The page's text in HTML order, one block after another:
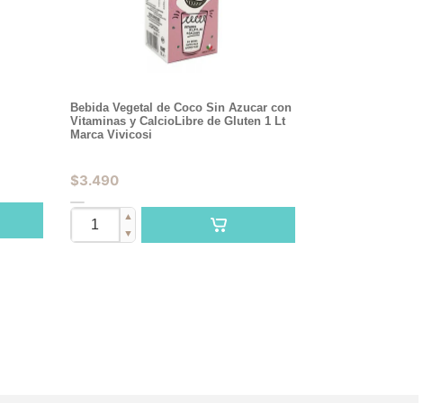
Bebida Vegetal de Coco Sin Azucar con
Vitaminas y CalcioLibre de Gluten 1 Lt
Marca Vivicosi
$3.490
▲
▼